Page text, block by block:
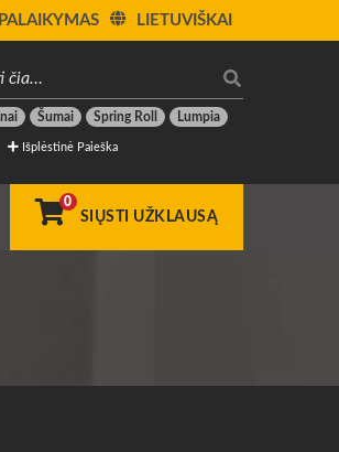
LIETUVIŠKAI
PALAIKYMAS
Šumai Spring Roll Lumpia
Išplėstinė Paieška
0
SIŲSTI UŽKLAUSĄ